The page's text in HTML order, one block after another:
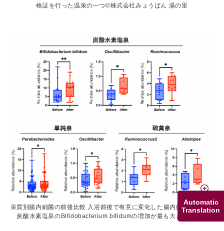
Automatic
Translation
検証を行った温泉の一つ©株式会社みょうばん 湯の里
泉質別腸内細菌の前後比較 入浴前後で有意に変化した腸内細菌の一覧。
炭酸水素塩泉のBifidobacterium bifidumの増加が最も大きかった。